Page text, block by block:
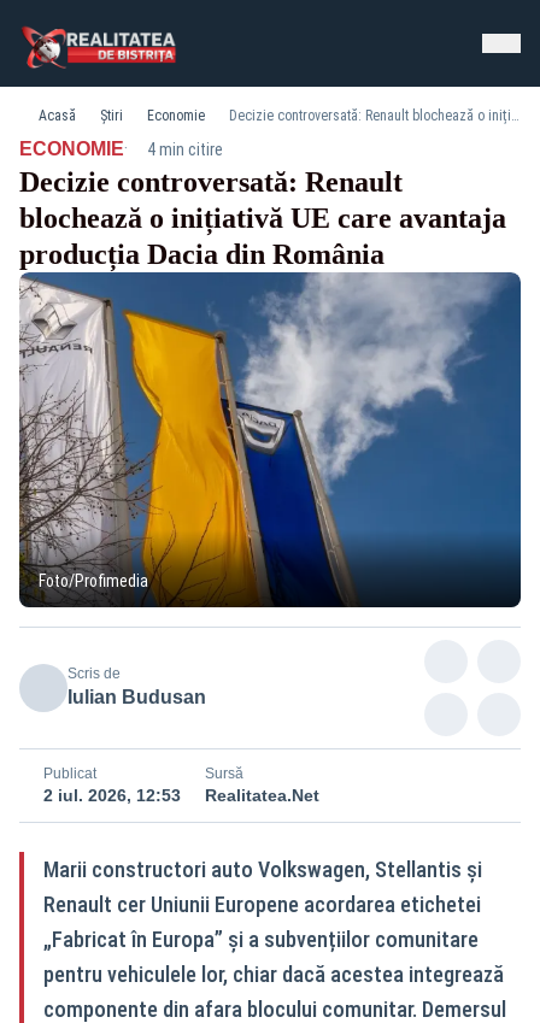
Acasă Știri Economie Decizie controversată: Renault blochează o inițiativă UE care avantaja producția Dacia din România
ECONOMIE· 4 min citire
Decizie controversată: Renault
blochează o inițiativă UE care avantaja
producția Dacia din România
Foto/Profimedia
Scris de
Iulian Budusan
Publicat
2 iul. 2026, 12:53
Sursă
Realitatea.Net
Marii constructori auto Volkswagen, Stellantis și
Renault cer Uniunii Europene acordarea etichetei
„Fabricat în Europa” și a subvențiilor comunitare
pentru vehiculele lor, chiar dacă acestea integrează
componente din afara blocului comunitar. Demersul